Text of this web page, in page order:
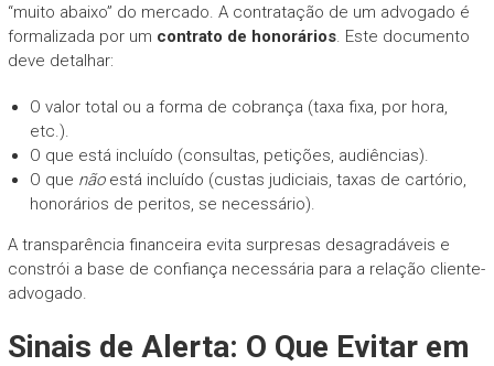
“muito abaixo” do mercado. A contratação de um advogado é
formalizada por um contrato de honorários. Este documento
deve detalhar:
O valor total ou a forma de cobrança (taxa fixa, por hora,
etc.).
O que está incluído (consultas, petições, audiências).
O que nãoestá incluído (custas judiciais, taxas de cartório,
honorários de peritos, se necessário).
A transparência financeira evita surpresas desagradáveis e
constrói a base de confiança necessária para a relação cliente-
advogado.
Sinais de Alerta: O Que Evitar em